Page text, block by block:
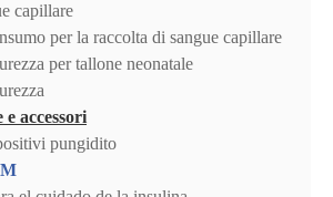
capillare
per la raccolta di sangue capillare
per tallone neonatale
accessori
pungidito